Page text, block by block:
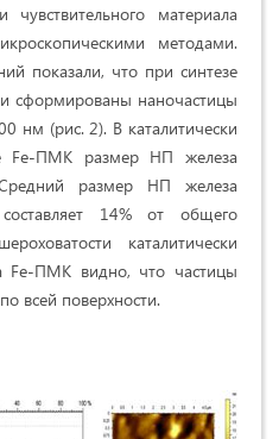
чувствительного материала
методами.
показали, что при синтезе
сформированы наночастицы
нм (рис. 2). В каталитически
Fe-ПМК размер НП железа
размер НП железа
14% от общего
каталитически
Fe-ПМК видно, что частицы
всей поверхности.